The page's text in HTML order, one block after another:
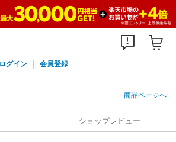
ログイン 会員登録
商品ページへ
ショップレビュー